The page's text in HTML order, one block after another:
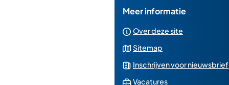
Meer informatie
Over deze site
Sitemap
Inschrijven voor nieuwsbrief
Vacatures(Verwijst